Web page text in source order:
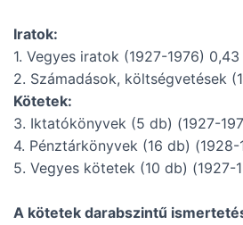
Iratok:
1. Vegyes iratok (1927-1976)
2. Számadások, költségvetések
Kötetek:
3. Iktatókönyvek (5 db) (1927-
4. Pénztárkönyvek (16 db) (1928-
5. Vegyes kötetek (10 db) (1927-
A kötetek darabszintű